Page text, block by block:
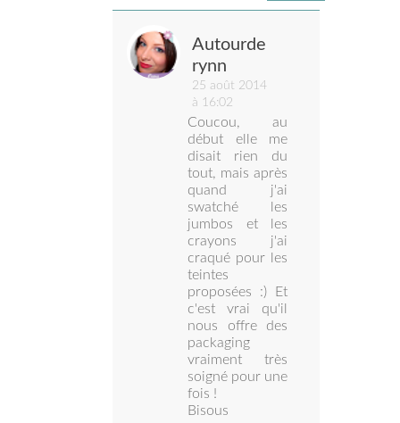
Autourde
rynn
25 août 2014
à 16:02
Coucou, au
début elle me
disait rien du
tout, mais après
quand j'ai
swatché les
jumbos et les
crayons j'ai
craqué pour les
teintes
proposées :) Et
c'est vrai qu'il
nous offre des
packaging
vraiment très
soigné pour une
fois !
Bisous